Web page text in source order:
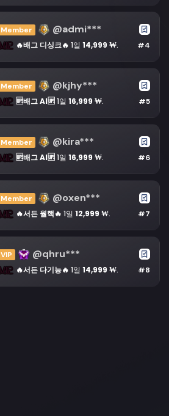
Member @admi***
🔥배그 디싱크🔥 1일14,999 ₩. #4
Member @kjhy***
🆙배그 AI🆙 1일16,999 ₩. #5
Member @kira***
🆙배그 AI🆙 1일16,999 ₩. #6
Member @oxen***
🔥서든 월핵🔥 1일12,999 ₩. #7
VIP @qhru***
🔥서든 다기능🔥 1일14,999 ₩. #8